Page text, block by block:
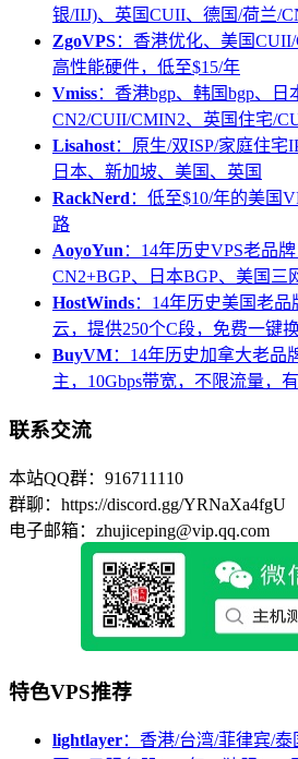
银/IIJ)、英国CUII、德国/荷兰/
ZgoVPS：香港优化、美国
高性能硬件，低至$15/年
Vmiss：香港bgp、韩国bgp、日
CN2/CUII/CMIN2、英国住宅/
Lisahost：原生/双ISP/家庭住宅
日本、新加坡、美国、英国
RackNerd ：低至$10/年的美国
路
AoyoYun ：14年历史VPS老品
CN2+BGP、日本BGP、美国三
HostWinds：14年历史美国老
云，提供250个C段，免费一键
BuyVM：14年历史加拿大老品
主，10Gbps带宽，不限流量，
联系交流
本站QQ群：916711110
群聊：https://discord.gg/YRNaXa4fgU
电子邮箱：zhujiceping@vip.qq.com
特色VPS推荐
lightlayer：香港/台湾/菲律宾/